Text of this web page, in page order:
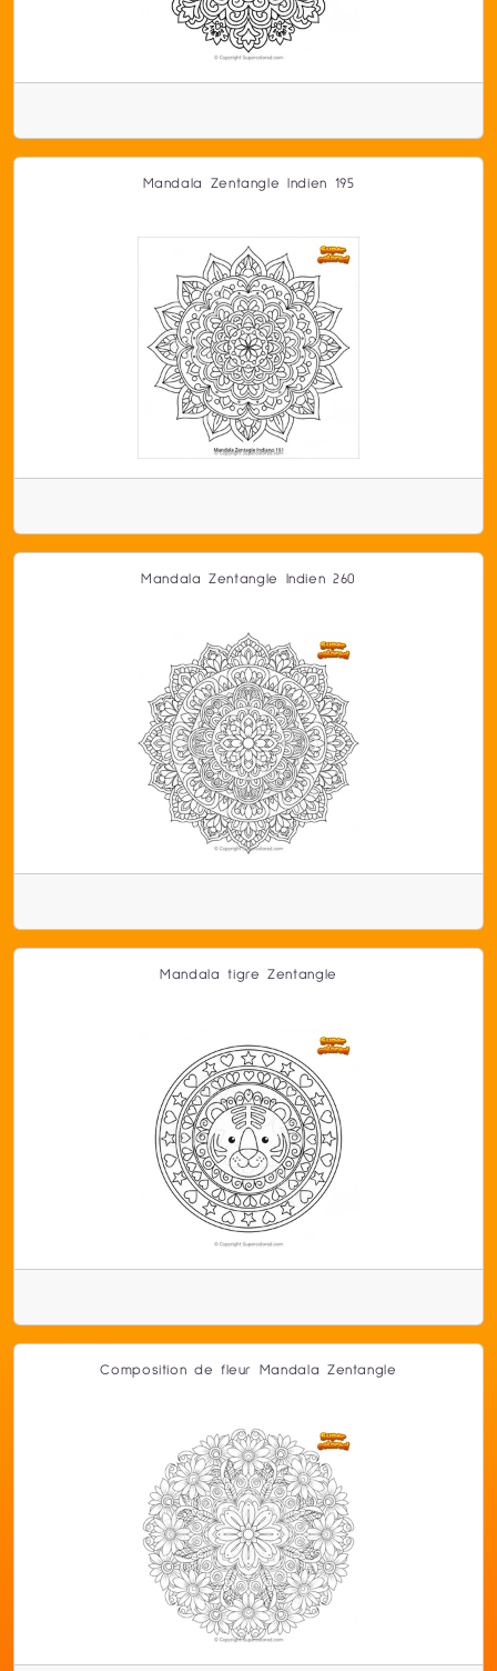
Mandala Zentangle Indien 195
Mandala Zentangle Indien 260
Mandala tigre Zentangle
Composition de fleur Mandala Zentangle